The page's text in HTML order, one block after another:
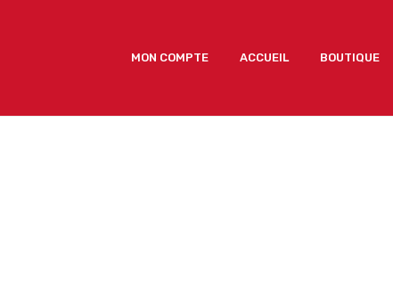
MON COMPTE ACCUEIL BOUTIQUE